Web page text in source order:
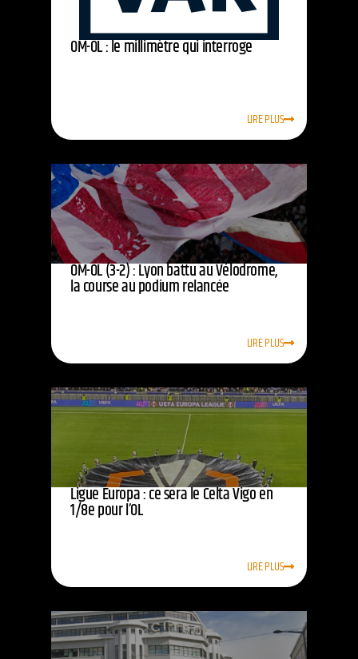
OM-OL : le millimètre qui interroge
LIRE PLUS
OM-OL (3-2) : Lyon battu au Vélodrome,
la course au podium relancée
LIRE PLUS
Ligue Europa : ce sera le Celta Vigo en
1/8e pour l’OL
LIRE PLUS